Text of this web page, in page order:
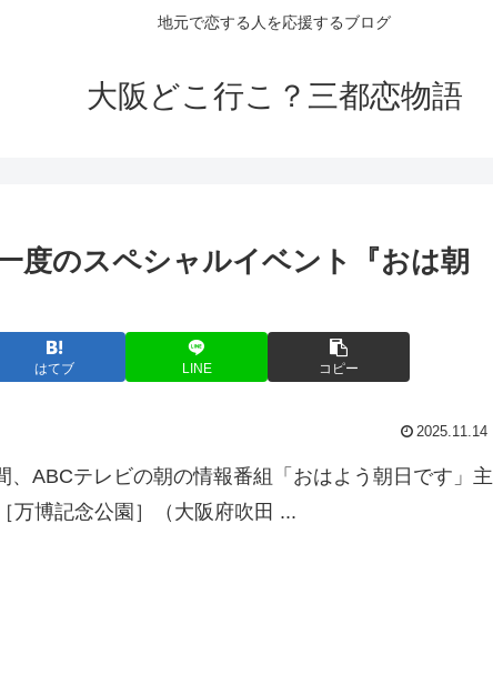
地元で恋する人を応援するブログ
大阪どこ行こ？三都恋物語
度のスペシャルイベント
『おは朝
はてブ LINE コピー
2025.11.14
ABCテレビの朝の情報番組「おはよう朝日です」主
万博記念公園］（大阪府吹田 ...